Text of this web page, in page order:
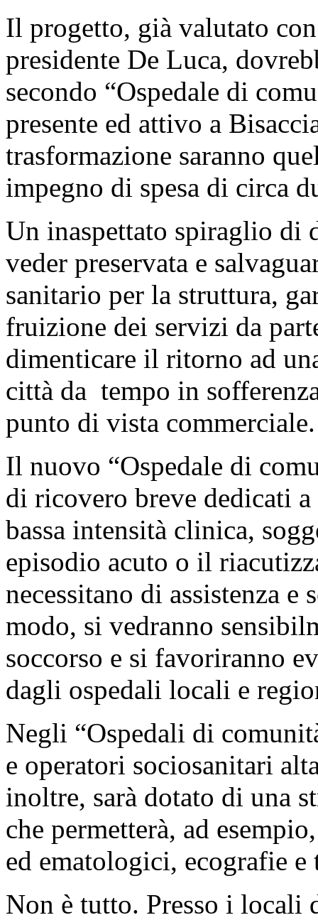
Il progetto, già valutato
presidente De Luca,
secondo “Ospedale di
presente ed attivo a
trasformazione saranno
impegno di spesa di circa
Un inaspettato spiraglio di
veder preservata e
sanitario per la struttura,
fruizione dei servizi da
dimenticare il ritorno ad
città da tempo in
punto di vista commerciale.
Il nuovo “Ospedale di
di ricovero breve dedicati
bassa intensità clinica,
episodio acuto o il
necessitano di assistenza
modo, si vedranno
soccorso e si favoriranno
dagli ospedali locali e
Negli “Ospedali di
e operatori sociosanitari
inoltre, sarà dotato di una
che permetterà, ad
ed ematologici, ecografie
Non è tutto. Presso i locali